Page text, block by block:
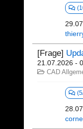
[Frage]
21.07.2026 -
CAD